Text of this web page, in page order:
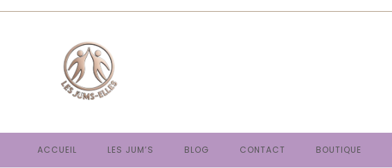
ACCUEIL LES JUM’S BLOG CONTACT BOUTIQUE